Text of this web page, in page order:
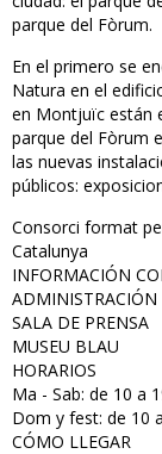
parque del Fòrum.
En el primero se
Natura en el
en Montjuïc están
parque del Fòrum
las nuevas
públicos:
Consorci format
Catalunya
INFORMACIÓN
ADMINISTRACIÓN
SALA DE PRENSA
MUSEU BLAU
HORARIOS
Ma - Sab: de 10 a
Dom y fest: de 10
CÓMO LLEGAR